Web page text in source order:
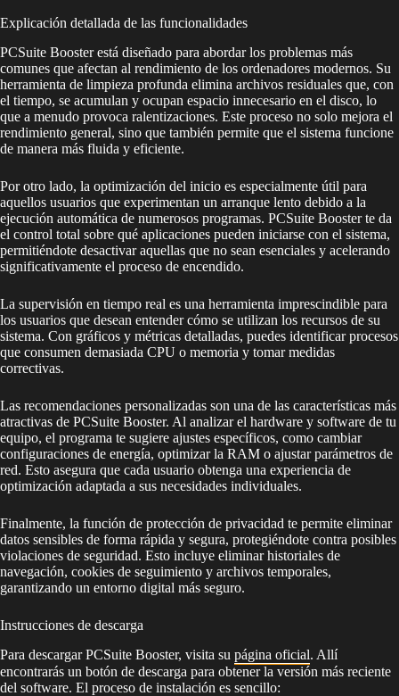
Explicación detallada de las funcionalidades
PCSuite Booster está diseñado para abordar los problemas más
comunes que afectan al rendimiento de los ordenadores modernos. Su
herramienta de limpieza profunda elimina archivos residuales que, con
el tiempo, se acumulan y ocupan espacio innecesario en el disco, lo
que a menudo provoca ralentizaciones. Este proceso no solo mejora el
rendimiento general, sino que también permite que el sistema funcione
de manera más fluida y eficiente.
Por otro lado, la optimización del inicio es especialmente útil para
aquellos usuarios que experimentan un arranque lento debido a la
ejecución automática de numerosos programas. PCSuite Booster te da
el control total sobre qué aplicaciones pueden iniciarse con el sistema,
permitiéndote desactivar aquellas que no sean esenciales y acelerando
significativamente el proceso de encendido.
La supervisión en tiempo real es una herramienta imprescindible para
los usuarios que desean entender cómo se utilizan los recursos de su
sistema. Con gráficos y métricas detalladas, puedes identificar procesos
que consumen demasiada CPU o memoria y tomar medidas
correctivas.
Las recomendaciones personalizadas son una de las características más
atractivas de PCSuite Booster. Al analizar el hardware y software de tu
equipo, el programa te sugiere ajustes específicos, como cambiar
configuraciones de energía, optimizar la RAM o ajustar parámetros de
red. Esto asegura que cada usuario obtenga una experiencia de
optimización adaptada a sus necesidades individuales.
Finalmente, la función de protección de privacidad te permite eliminar
datos sensibles de forma rápida y segura, protegiéndote contra posibles
violaciones de seguridad. Esto incluye eliminar historiales de
navegación, cookies de seguimiento y archivos temporales,
garantizando un entorno digital más seguro.
Instrucciones de descarga
Para descargar PCSuite Booster, visita su página oficial. Allí
encontrarás un botón de descarga para obtener la versión más reciente
del software. El proceso de instalación es sencillo: